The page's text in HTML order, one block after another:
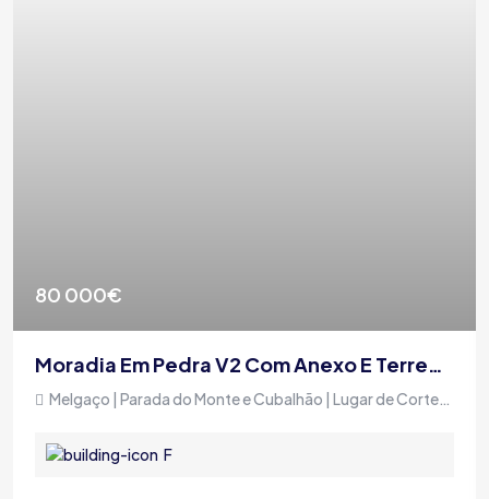
80 000€
Moradia Em Pedra V2 Com Anexo E Terreno, Em Zona Tranquila
Melgaço | Parada do Monte e Cubalhão | Lugar de Cortegada
F